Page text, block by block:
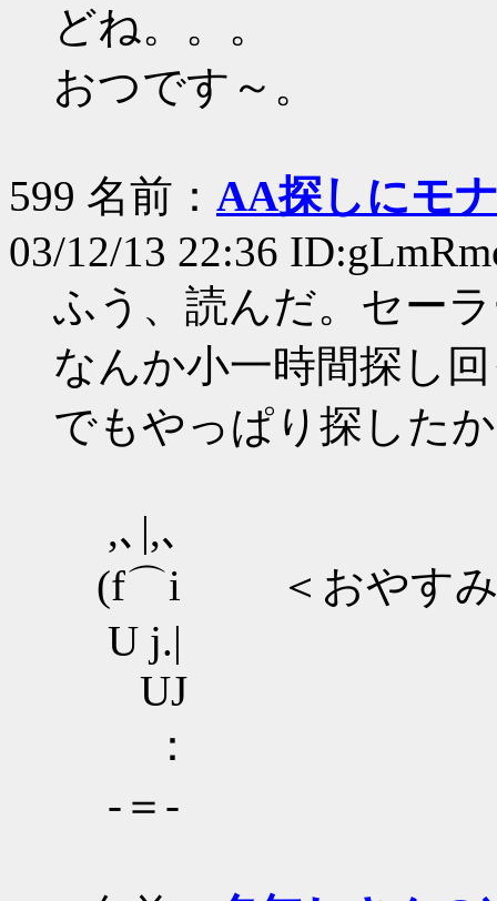
どね。。。
おつです～。
599 名前： AA探しにモ
03/12/13 22:36
ふう、読んだ。セー
なんか小一時間探し
でもやっぱり探した
,､|,､
(f⌒i ＜おやすみ
U j.|
UJ
：
‐＝‐